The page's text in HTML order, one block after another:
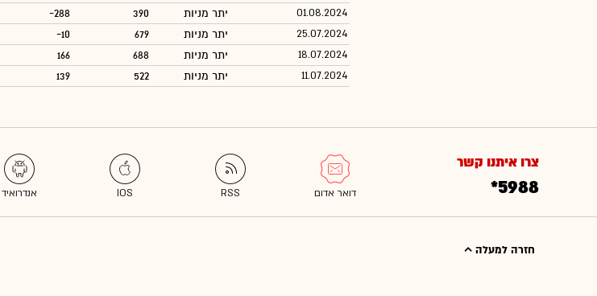
01.08.2024 יתר מניות 390
-288
25.07.2024 יתר מניות 679
-10
18.07.2024 יתר מניות 688
166
11.07.2024 יתר מניות 522
139
צרו איתנו קשר
*5988
חזרה למעלה